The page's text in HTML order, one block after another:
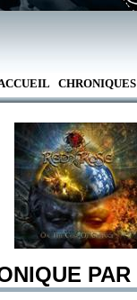
CHRONIQUES
PAR